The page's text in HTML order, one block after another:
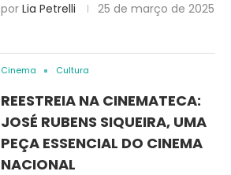
por Lia Petrelli 25 de março de 2025
Cinema Cultura
REESTREIA NA CINEMATECA:
JOSÉ RUBENS SIQUEIRA, UMA
PEÇA ESSENCIAL DO CINEMA
NACIONAL